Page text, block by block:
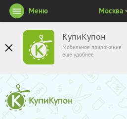
КупиКупон
Мобильное приложение
ещё удобнее
Меню Москва